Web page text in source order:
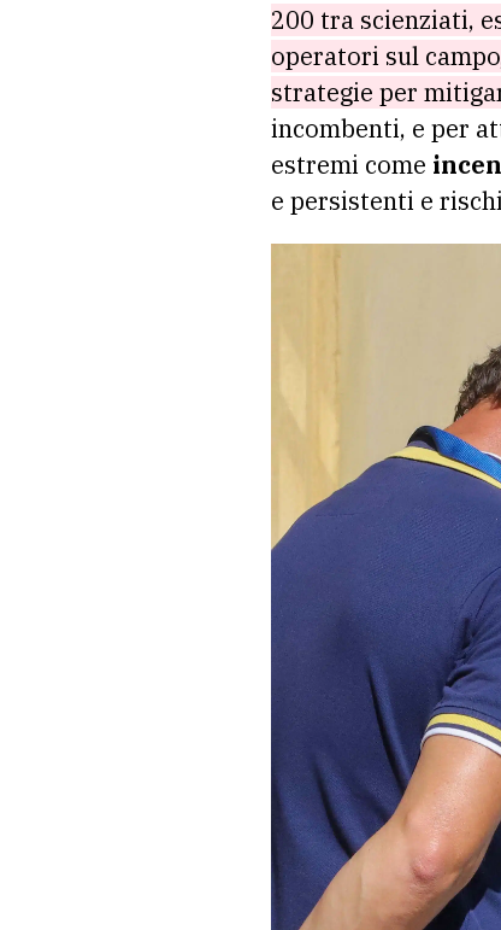
200 tra scienziati,
operatori sul
strategie per
incombenti, e per
estremi come
e persistenti e